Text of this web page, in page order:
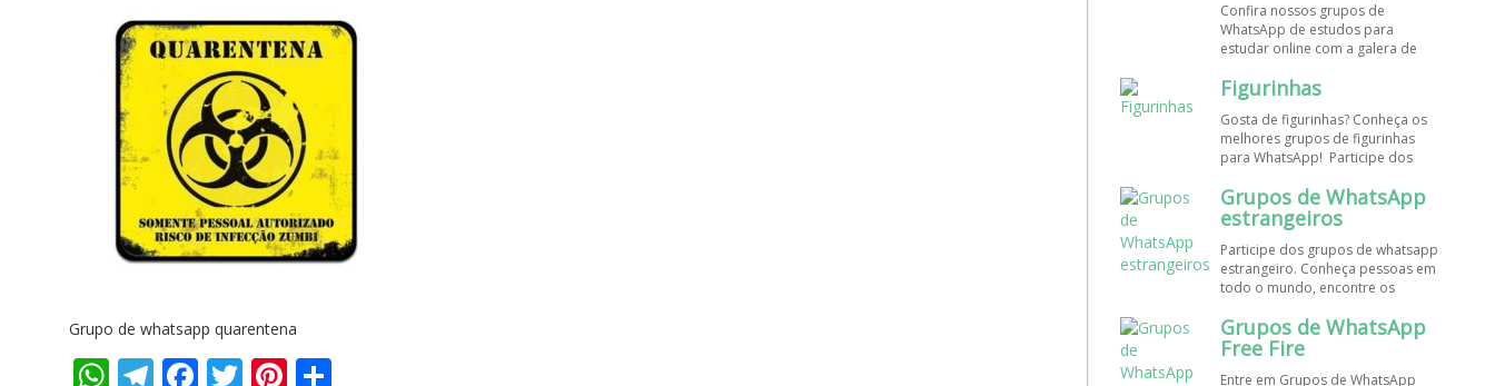
Grupo de whatsapp quarentena
WhatsApp
Telegram
Facebook
TwitterPinterest
Confira nossos grupos de
WhatsApp de estudos para
estudar online com a galera de
melhores grupos de WhatsApp é
de graça!
Figurinhas
Gosta de figurinhas? Conheça os
melhores grupos de figurinhas
para WhatsApp! Participe dos
figurinhas e stickers grátis.
Encontre aqui os melhores grupos
de WhatsApp e bombe seu perfil!
Grupos de WhatsApp
estrangeiros
Participe dos grupos de whatsapp
estrangeiro. Conheça pessoas em
todo o mundo, encontre os
Encontre esses e mais grupos de
WhatsApp de graça!
Grupos de WhatsApp
Free Fire
Entre em Grupos de WhatsApp